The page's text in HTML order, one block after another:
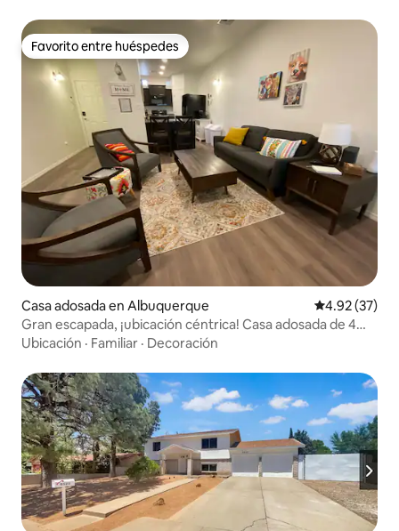
Favorito entre huéspedes
Favorito entre huéspedes
Casa adosada en Albuquerque Calificación
4.92 (37)
Gran escapada, ¡ubicación céntrica! Casa adosada de 4
dormitorios
Ubicación · Familiar · Decoración